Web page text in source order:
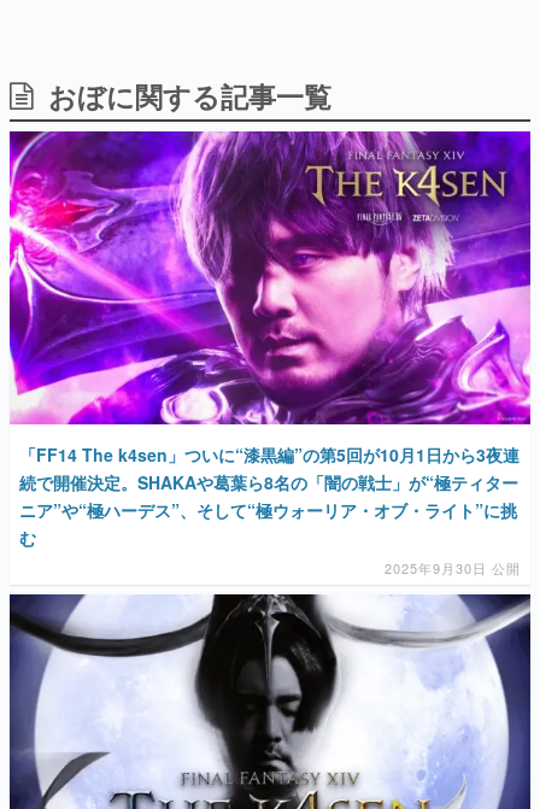
日本のコンテンツ産業やカルチャーに与えた影響を探る企
画です。
日本モバイルゲーム産業史
日本のモバイルゲーム史における主要なトピック・タイト
ルを網羅するほか、開発者へのインタビューや識者による
解説を掲載。約20年の歴史が一望できる決定版！
若ゲのいたり〜ゲームクリエイターの青春〜
『うつヌケ』『ペンと箸』等で知られるマンガ家・田中圭
一先生によるゲーム業界レポートマンガです。
なんでゲームは面白い？
ゲーム開発者・hamatsu氏がゲームの魅力を画面や操作の
具体的な形から解き明かしていく、硬派で骨太な評論連載
です。
「経験値」「裏技」「ラスボス」… ゲームにまつわる言葉
の起源や用法の変遷を、コンピューター文化史研究家・タ
イニーP氏が徹底調査。
特集記事
マンガ
女性向け
アプリレビュー
おぼに関する記事一覧
「FF14 The k4sen」ついに“漆黒編”の第5回が10月1日から3夜連
続で開催決定。SHAKAや葛葉ら8名の「闇の戦士」が“極ティター
ニア”や“極ハーデス”、そして“極ウォーリア・オブ・ライト”に挑
む
2025年9月30日 公開